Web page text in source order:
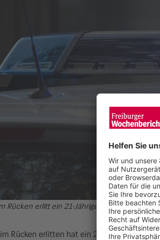
Rücken erlitt ein 21-Jähriger bei einer
Rücken erlitten hat ein 21-Jähriger bei